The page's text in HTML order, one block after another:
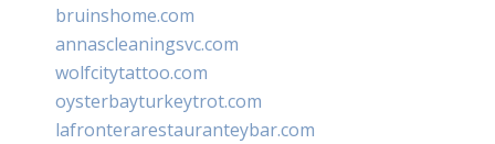
bruinshome.com
annascleaningsvc.com
wolfcitytattoo.com
oysterbayturkeytrot.com
lafronterarestauranteybar.com